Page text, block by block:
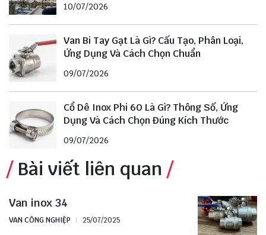
10/07/2026
Van Bi Tay Gạt Là Gì? Cấu Tạo, Phân Loại,
Ứng Dụng Và Cách Chọn Chuẩn
09/07/2026
Cổ Dê Inox Phi 60 Là Gì? Thông Số, Ứng
Dụng Và Cách Chọn Đúng Kích Thước
09/07/2026
Bài viết liên quan
Van inox 34
VAN CÔNG NGHIỆP 25/07/2025